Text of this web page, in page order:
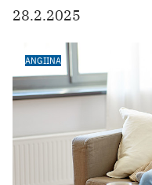
28.2.2025
ANGIINA